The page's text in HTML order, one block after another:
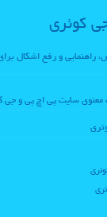
كوئری
راهنمایی و رفع اشکال